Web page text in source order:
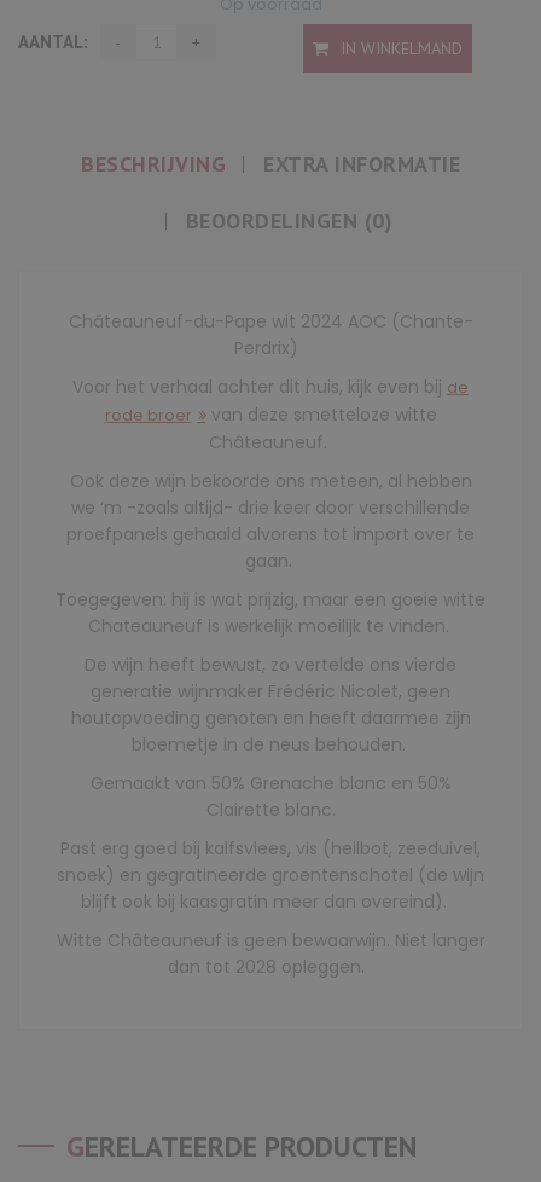
AANTAL:
IN WINKELMAND
BESCHRIJVING EXTRA INFORMATIE
BEOORDELINGEN (0)
Châteauneuf-du-Pape wit 2024 AOC (Chante-
Perdrix)
Voor het verhaal achter dit huis, kijk even bij de
rode broer
van deze smetteloze witte
Châteauneuf.
Ook deze wijn bekoorde ons meteen, al hebben
we ‘m -zoals altijd- drie keer door verschillende
proefpanels gehaald alvorens tot import over te
gaan.
Toegegeven: hij is wat prijzig, maar een goeie witte
Chateauneuf is werkelijk moeilijk te vinden.
De wijn heeft bewust, zo vertelde ons vierde
generatie wijnmaker Frédéric Nicolet, geen
houtopvoeding genoten en heeft daarmee zijn
bloemetje in de neus behouden.
Gemaakt van 50% Grenache blanc en 50%
Clairette blanc.
Past erg goed bij kalfsvlees, vis (heilbot, zeeduivel,
snoek) en gegratineerde groentenschotel (de wijn
blijft ook bij kaasgratin meer dan overeind).
Witte Châteauneuf is geen bewaarwijn. Niet langer
dan tot 2028 opleggen.
GERELATEERDE PRODUCTEN